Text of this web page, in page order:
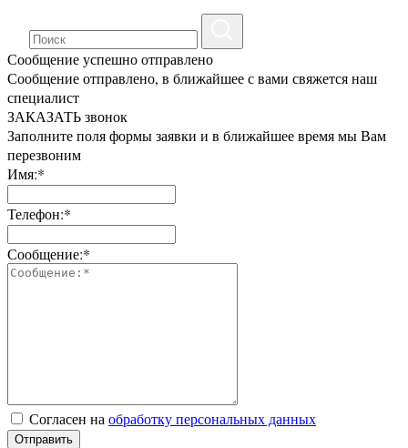
Сообщение успешно отправлено
Сообщение отправлено, в ближайшее с вами свяжется наш
специалист
ЗАКАЗАТЬ звонок
Заполните поля формы заявки и в ближайшее время мы Вам
перезвоним
Имя:*
Телефон:*
Сообщение:*
Согласен на обработку персональных данных
Отправить